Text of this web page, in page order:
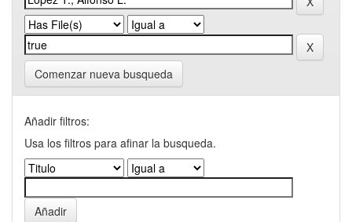
Comenzar nueva busqueda
Añadir filtros:
Usa los filtros para afinar la busqueda.